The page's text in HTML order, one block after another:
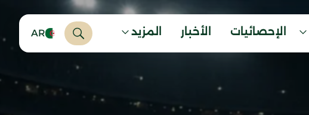
الإحصائيات الأخبار المزيد AR